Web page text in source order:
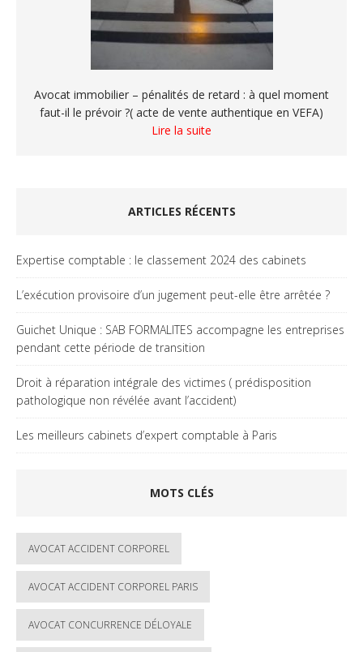
Avocat immobilier – pénalités de retard : à quel moment
faut-il le prévoir ?( acte de vente authentique en VEFA)
Lire la suite
ARTICLES RÉCENTS
Expertise comptable : le classement 2024 des cabinets
L’exécution provisoire d’un jugement peut-elle être arrêtée ?
Guichet Unique : SAB FORMALITES accompagne les entreprises
pendant cette période de transition
Droit à réparation intégrale des victimes ( prédisposition
pathologique non révélée avant l’accident)
Les meilleurs cabinets d’expert comptable à Paris
MOTS CLÉS
AVOCAT ACCIDENT CORPOREL
AVOCAT ACCIDENT CORPOREL PARIS
AVOCAT CONCURRENCE DÉLOYALE